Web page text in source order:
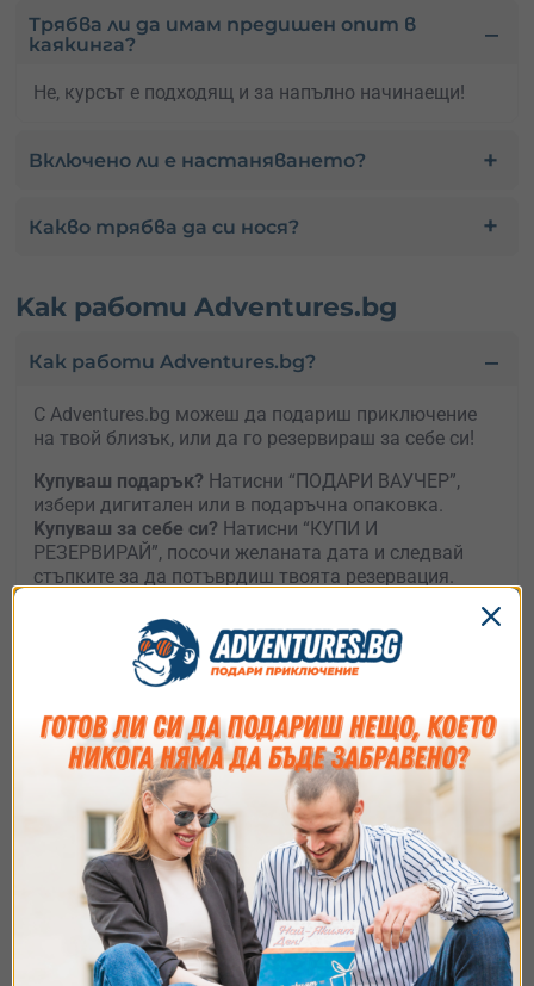
Трябва ли да имам предишен опит в
каякинга?
Не, курсът е подходящ и за напълно начинаещи!
Включено ли е настаняването?
Какво трябва да си нося?
Kак работи Adventures.bg
Как работи Adventures.bg?
С Adventures.bg можеш да подариш приключение
на твой близък, или да го резервираш за себе си!
Купуваш подарък? Натисни “ПОДАРИ ВАУЧЕР”,
избери дигитален или в подаръчна опаковка.
Kупуваш за себе си? Натисни “КУПИ И
РЕЗЕРВИРАЙ”, посочи желаната дата и следвай
стъпките за да потъврдиш твоята резервация.
на ваучера може по всяко време да си смени
приключението.
Нямаш време да избираш?Подариуниверсален
и кога да е приключението му.
Как ще получа ваучера ?
Как да използвам ваучера?
Съгласие Подробности Относно
Ние използваме бисквитки. Използваме
бисквитки и подобни технологии, за да осигурим
работата на уебсайта, да подобрим
изживяването ви, да анализираме използването